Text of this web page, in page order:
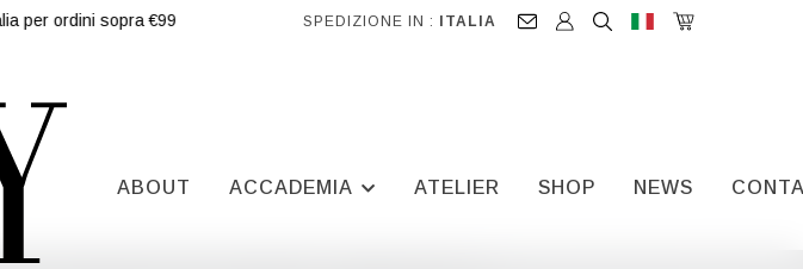
per ordini sopra €99 SPEDIZIONE IN : ITALIA
ABOUT ACCADEMIA ATELIER SHOP NEWS